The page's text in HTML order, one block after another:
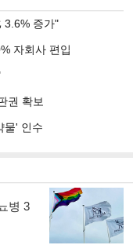
3.6% 증가"
자회사 편입
권 확보
물' 인수
병 3